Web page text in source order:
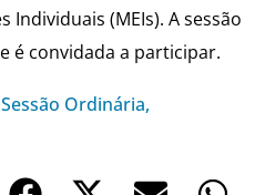
(MEIs). A sessão
é convidada a participar.
Sessão Ordinária,